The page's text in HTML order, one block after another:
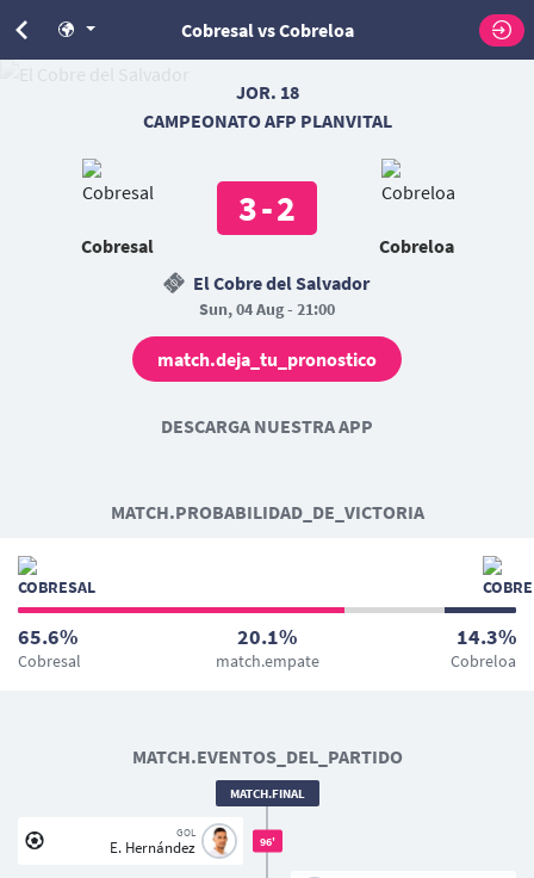
Cobresal vs Cobreloa
JOR. 18
CAMPEONATO AFP PLANVITAL
Cobresal
3-2
Cobreloa
El Cobre del Salvador
Sun, 04 Aug - 21:00
match.deja_tu_pronostico
DESCARGA NUESTRA APP
MATCH.PROBABILIDAD_DE_VICTORIA
65.6%
Cobresal
20.1%
match.empate
14.3%
Cobreloa
MATCH.EVENTOS_DEL_PARTIDO
96'
GOL
E. Hernández
MATCH.FINAL